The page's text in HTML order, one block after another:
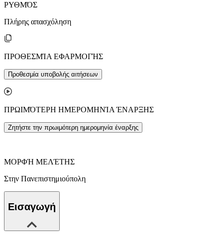
ΡΥΘΜΌΣ
Πλήρης απασχόληση
ΠΡΟΘΕΣΜΊΑ ΕΦΑΡΜΟΓΉΣ
Προθεσμία υποβολής αιτήσεων
ΠΡΩΙΜΌΤΕΡΗ ΗΜΕΡΟΜΗΝΊΑ ΈΝΑΡΞΗΣ
Ζητήστε την πρωιμότερη ημερομηνία έναρξης
ΜΟΡΦΉ ΜΕΛΈΤΗΣ
Στην Πανεπιστημιούπολη
Εισαγωγή